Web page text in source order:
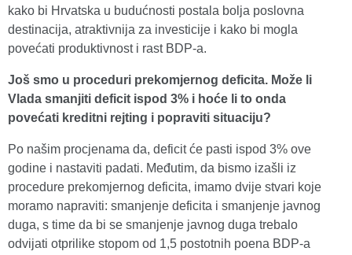
kako bi Hrvatska u budućnosti postala bolja poslovna
destinacija, atraktivnija za investicije i kako bi mogla
povećati produktivnost i rast BDP-a.
Još smo u proceduri prekomjernog deficita. Može li
Vlada smanjiti deficit ispod 3% i hoće li to onda
povećati kreditni rejting i popraviti situaciju?
Po našim procjenama da, deficit će pasti ispod 3% ove
godine i nastaviti padati. Međutim, da bismo izašli iz
procedure prekomjernog deficita, imamo dvije stvari koje
moramo napraviti: smanjenje deficita i smanjenje javnog
duga, s time da bi se smanjenje javnog duga trebalo
odvijati otprilike stopom od 1,5 postotnih poena BDP-a